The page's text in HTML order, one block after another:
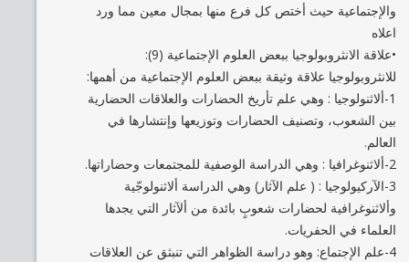
والإجتماعية حيث أختص كل فرع منها بمجال معين مما ورد
اعلاه
•علاقة الانثروبولوجيا ببعض العلوم الإجتماعية (9):
للانثروبولوجيا علاقة وثيقة ببعض العلوم الإجتماعية من أهمها:
1-ألاثنولوجيا : وهي علم تأريخ الحضارات والعلاقات الحضارية
بين الشعوب، وتصنيف الحضارات وتوزيعها وإنتشارها في
العالم.
2-ألاثنوغرافيا : وهي الدراسة الوصفية للمجتمعات وحضاراتها.
3-الآركيولوجيا : ( علم الآثار) وهي الدراسة ألاثنولوجّية
وألاثنوغرافية لحضارات شعوبٍ بائدة من ألآثار التي يجدها
العلماء في الحفريات.
4-علم الإجتماع: وهو دراسة الظواهر التي تنبثق عن العلاقات